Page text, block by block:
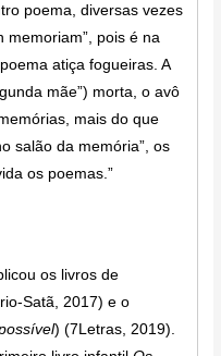
poema, diversas vezes
memoriam”, pois é na
atiça fogueiras. A
mãe”) morta, o avô
mais do que
salão da memória”, os
os poemas.”
os livros de
Satã, 2017) e o
) (7Letras, 2019).